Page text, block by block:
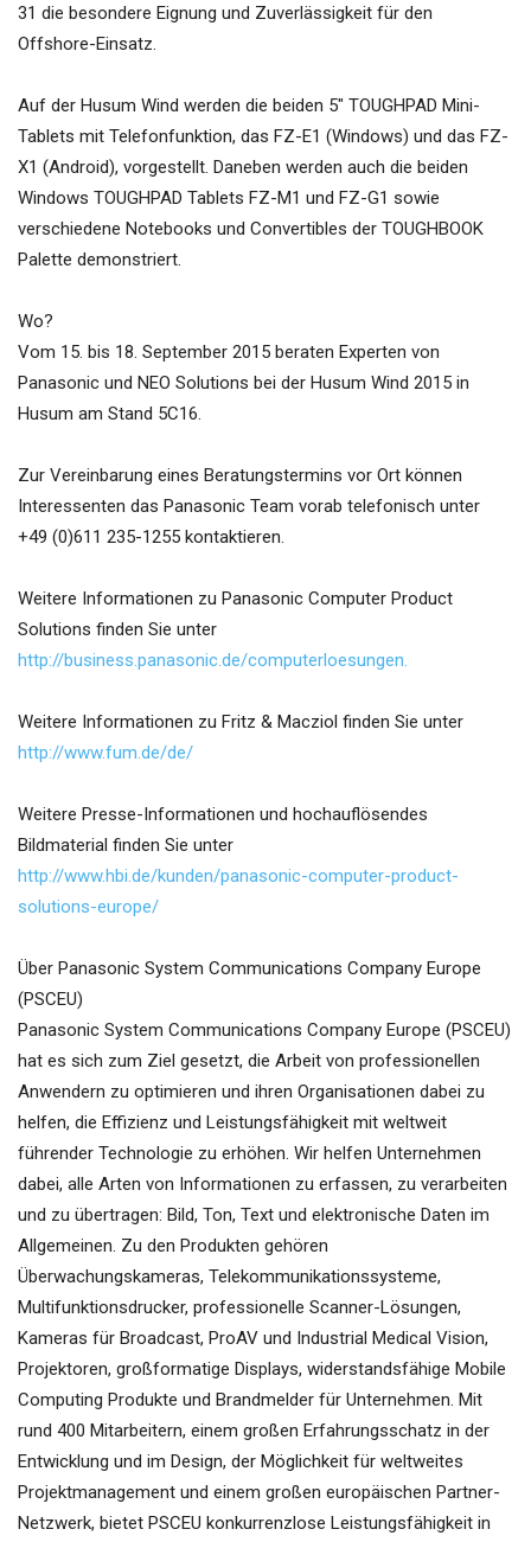
31 die besondere Eignung und Zuverlässigkeit für den
Offshore-Einsatz.
Auf der Husum Wind werden die beiden 5″ TOUGHPAD Mini-
Tablets mit Telefonfunktion, das FZ-E1 (Windows) und das FZ-
X1 (Android), vorgestellt. Daneben werden auch die beiden
Windows TOUGHPAD Tablets FZ-M1 und FZ-G1 sowie
verschiedene Notebooks und Convertibles der TOUGHBOOK
Palette demonstriert.
Wo?
Vom 15. bis 18. September 2015 beraten Experten von
Panasonic und NEO Solutions bei der Husum Wind 2015 in
Husum am Stand 5C16.
Zur Vereinbarung eines Beratungstermins vor Ort können
Interessenten das Panasonic Team vorab telefonisch unter
+49 (0)611 235-1255 kontaktieren.
Weitere Informationen zu Panasonic Computer Product
Solutions finden Sie unter
http://business.panasonic.de/computerloesungen.
Weitere Informationen zu Fritz & Macziol finden Sie unter
http://www.fum.de/de/
Weitere Presse-Informationen und hochauflösendes
Bildmaterial finden Sie unter
http://www.hbi.de/kunden/panasonic-computer-product-
solutions-europe/
Über Panasonic System Communications Company Europe
(PSCEU)
Panasonic System Communications Company Europe (PSCEU)
hat es sich zum Ziel gesetzt, die Arbeit von professionellen
Anwendern zu optimieren und ihren Organisationen dabei zu
helfen, die Effizienz und Leistungsfähigkeit mit weltweit
führender Technologie zu erhöhen. Wir helfen Unternehmen
dabei, alle Arten von Informationen zu erfassen, zu verarbeiten
und zu übertragen: Bild, Ton, Text und elektronische Daten im
Allgemeinen. Zu den Produkten gehören
Überwachungskameras, Telekommunikationssysteme,
Multifunktionsdrucker, professionelle Scanner-Lösungen,
Kameras für Broadcast, ProAV und Industrial Medical Vision,
Projektoren, großformatige Displays, widerstandsfähige Mobile
Computing Produkte und Brandmelder für Unternehmen. Mit
rund 400 Mitarbeitern, einem großen Erfahrungsschatz in der
Entwicklung und im Design, der Möglichkeit für weltweites
Projektmanagement und einem großen europäischen Partner-
Netzwerk, bietet PSCEU konkurrenzlose Leistungsfähigkeit in